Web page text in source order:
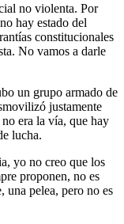
no violenta. Por
hay estado del
constitucionales
No vamos a darle
un grupo armado de
justamente
era la vía, que hay
lucha.
yo no creo que los
proponen, no es
una pelea, pero no es